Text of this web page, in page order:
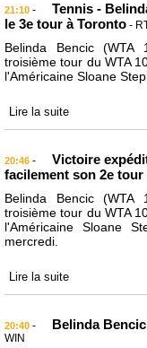
21:10 -
Tennis -
le 3e tour à Toronto -
Belinda Bencic
troisième tour du WTA
l'Américaine Sloane
Lire la suite
20:46 -
Victoire
facilement son 2e tour
Belinda Bencic
troisième tour du WTA
l'Américaine Sloane
mercredi.
Lire la suite
20:40 - Belinda
WIN